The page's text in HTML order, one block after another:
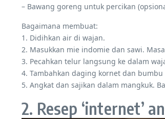
– Bawang goreng untuk percikan
Bagaimana membuat:
1. Didihkan air di wajan.
2. Masukkan mie indomie dan sawi.
3. Pecahkan telur langsung ke dalam
4. Tambahkan daging kornet dan
5. Angkat dan sajikan dalam mangkuk.
2. Resep ‘internet’